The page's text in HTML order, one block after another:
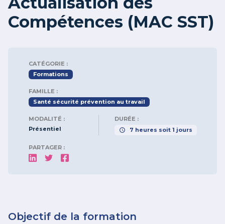
Compétences (MAC SST)
CATÉGORIE :
Formations
FAMILLE :
Santé sécurité prévention au travail
MODALITÉ :
Présentiel
DURÉE :
7 heures soit 1 jours
PARTAGER :
Objectif de la formation